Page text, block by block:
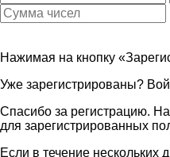
Нажимая на кнопку
Уже зарегистрированы?
Спасибо за регистрацию.
для зарегистрированных
Если в течение